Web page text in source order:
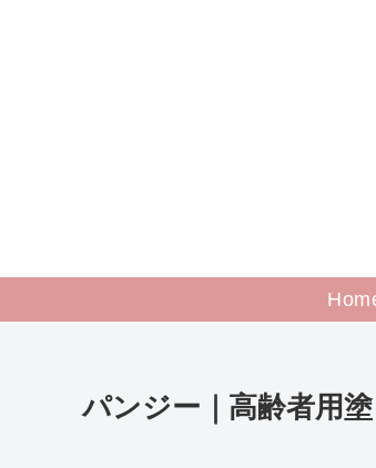
パンジー｜高齢者用